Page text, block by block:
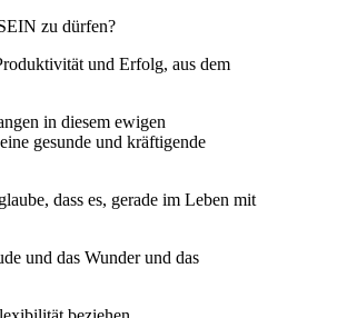
zu dürfen?
und Erfolg, aus dem
in diesem ewigen
gesunde und kräftigende
dass es, gerade im Leben mit
und das Wunder und das